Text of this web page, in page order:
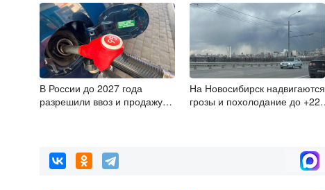
В России до 2027 года
разрешили ввоз и продажу
На Новосибирск надвигаются
грозы и похолодание до +22